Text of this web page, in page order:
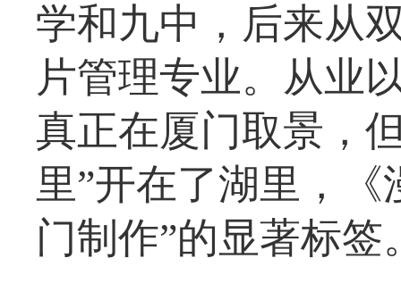
学和九中，后来从
片管理专业。从业
真正在厦门取景，
里”开在了湖里，
门制作”的显著标签